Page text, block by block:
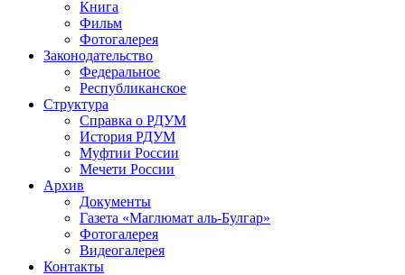
Книга
Фильм
Фотогалерея
Законодательство
Федеральное
Республиканское
Структура
Справка о РДУМ
История РДУМ
Муфтии России
Мечети России
Архив
Документы
Газета «Маглюмат аль-Булгар»
Фотогалерея
Видеогалерея
Контакты